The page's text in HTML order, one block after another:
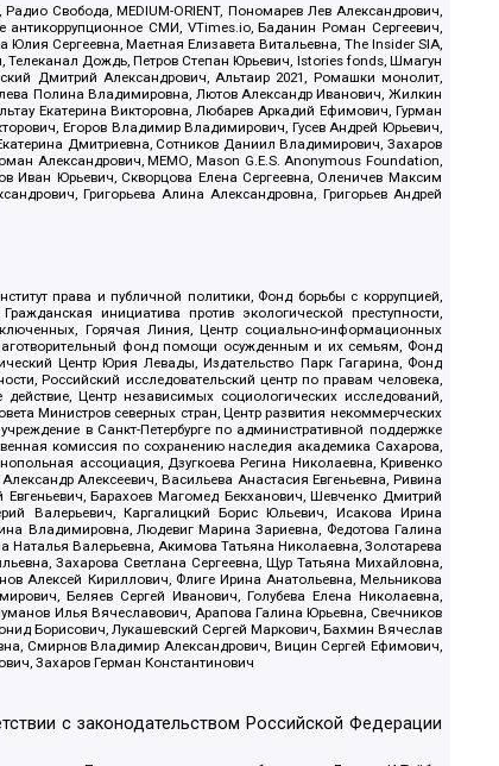
Свобода, MEDIUM-ORIENT, Пономарев Лев Александрович,
СМИ, VTimes.io, Баданин Роман Сергеевич,
Сергеевна, Маетная Елизавета Витальевна, The Insider SIA,
Дождь, Петров Степан Юрьевич, Istories fonds, Шмагун
Дмитрий Александрович, Альтаир 2021, Ромашки монолит,
Полина Владимировна, Лютов Александр Иванович, Жилкин
Екатерина Викторовна, Любарев Аркадий Ефимович, Гурман
Егоров Владимир Владимирович, Гусев Андрей Юрьевич,
Дмитриевна, Сотников Даниил Владимирович, Захаров
Александрович, МЕМО, Mason G.E.S. Anonymous Foundation,
Иван Юрьевич, Скворцова Елена Сергеевна, Оленичев Максим
Григорьева Алина Александровна, Григорьев Андрей
права и публичной политики, Фонд борьбы с коррупцией,
инициатива против экологической преступности,
Горячая Линия, Центр социально-информационных
фонд помощи осужденным и их семьям, Фонд
Центр Юрия Левады, Издательство Парк Гагарина, Фонд
Российский исследовательский центр по правам человека,
Центр независимых социологических исследований,
Министров северных стран, Центр развития некоммерческих
в Санкт-Петербурге по административной поддержке
комиссия по сохранению наследия академика Сахарова,
ассоциация, Дзугкоева Регина Николаевна, Кривенко
Алексеевич, Васильева Анастасия Евгеньевна, Ривина
Барахоев Магомед Бекханович, Шевченко Дмитрий
Валерьевич, Каргалицкий Борис Юльевич, Исакова Ирина
Владимировна, Людевиг Марина Зариевна, Федотова Галина
Валерьевна, Акимова Татьяна Николаевна, Золотарева
Захарова Светлана Сергеевна, Щур Татьяна Михайловна,
Алексей Кириллович, Флиге Ирина Анатольевна, Мельникова
Беляев Сергей Иванович, Голубева Елена Николаевна,
Илья Вячеславович, Арапова Галина Юрьевна, Свечников
Борисович, Лукашевский Сергей Маркович, Бахмин Вячеслав
Смирнов Владимир Александрович, Вицин Сергей Ефимович,
Захаров Герман Константинович
с законодательством Российской Федерации